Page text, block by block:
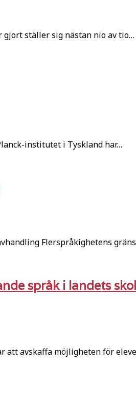
gjort ställer sig nästan nio av tio…
institutet i Tyskland har…
Flerspråkighetens
språk i landets
att avskaffa möjligheten för